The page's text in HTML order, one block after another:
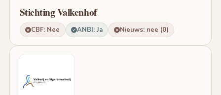
Stichting Valkenhof
CBF: Nee ANBI: Ja Nieuws: nee (0)